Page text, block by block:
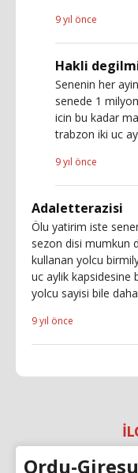
9 yıl önce
Hakli
Senenin her
senede 1
icin bu kadar
trabzon iki uc
9 yıl önce
Adaletterazisi
Ölu yatirim iste
sezon disi mumkun
kullanan yolcu
uc aylik kapsidesine
yolcu sayisi bile
9 yıl önce
Ordu-